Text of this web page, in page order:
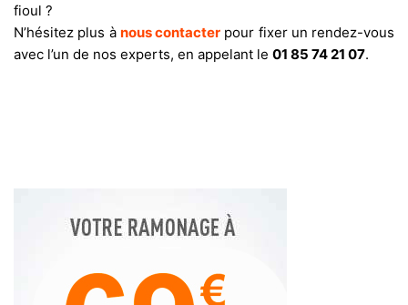
fioul ?
N’hésitez plus à nous contacter pour fixer un rendez-vous
avec l’un de nos experts, en appelant le 01 85 74 21 07.